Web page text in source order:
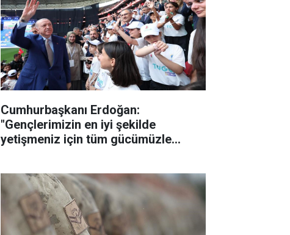
Cumhurbaşkanı Erdoğan:
"Gençlerimizin en iyi şekilde
yetişmeniz için tüm gücümüzle